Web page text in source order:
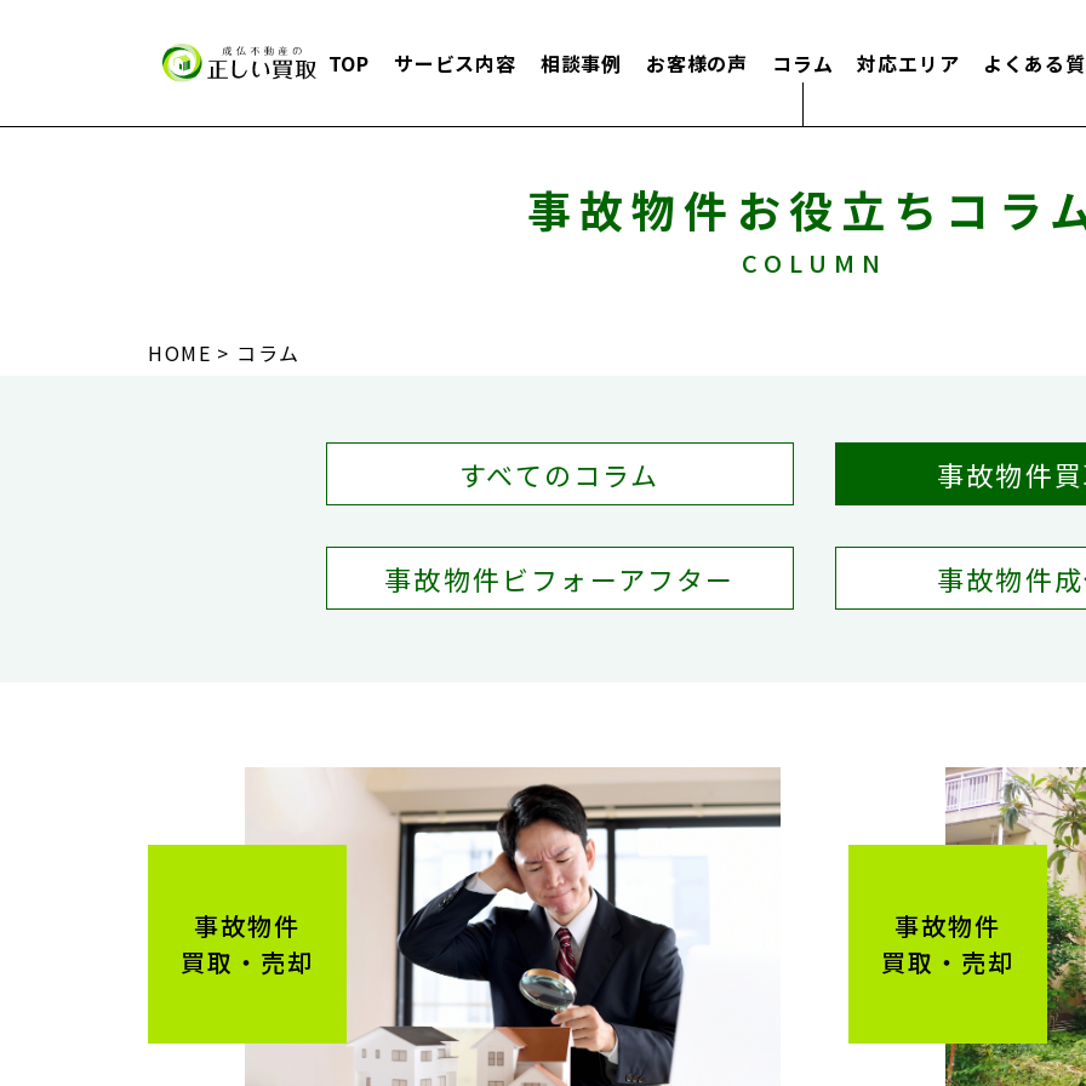
TOP サービス内容 相談事例 お客様の声 コラム 対応エリア よくある
事故物件お役立ちコラ
COLUMN
HOME コラム
すべてのコラム 事故物件
事故物件ビフォーアフター 事故物件
事故物件
買取・売却
事故物件
買取・売却